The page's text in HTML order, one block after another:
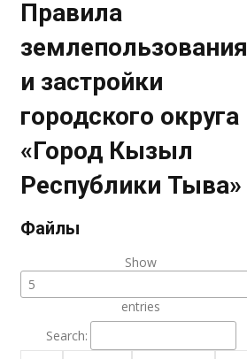
Правила
землепользования
и застройки
городского округа
«Город Кызыл
Республики Тыва»
Файлы
Show
entries
Search: